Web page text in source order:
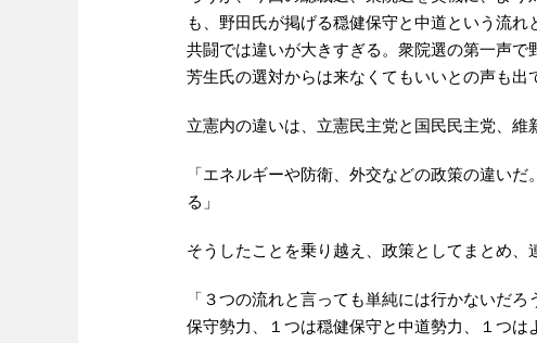
も、野田氏が掲げる穏健保守と中道という流
共闘では違いが大きすぎる。衆院選の第一声
芳生氏の選対からは来なくてもいいとの声も出
立憲内の違いは、立憲民主党と国民民主党、維
「エネルギーや防衛、外交などの政策の違い
る」
そうしたことを乗り越え、政策としてまとめ、
「３つの流れと言っても単純には行かないだ
保守勢力、１つは穏健保守と中道勢力、１つ